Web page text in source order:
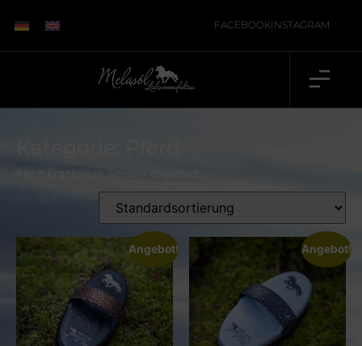
FACEBOOKINSTAGRAM
Alle 8 Ergebnisse werden angezeigt
Angebot! Angebot!